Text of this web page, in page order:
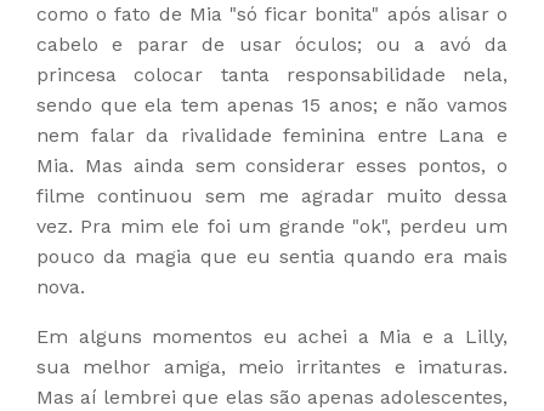
como o fato de Mia "só ficar bonita" após alisar o
cabelo e parar de usar óculos; ou a avó da
princesa colocar tanta responsabilidade nela,
sendo que ela tem apenas 15 anos; e não vamos
nem falar da rivalidade feminina entre Lana e
Mia. Mas ainda sem considerar esses pontos, o
filme continuou sem me agradar muito dessa
vez. Pra mim ele foi um grande "ok", perdeu um
pouco da magia que eu sentia quando era mais
nova.
Em alguns momentos eu achei a Mia e a Lilly,
sua melhor amiga, meio irritantes e imaturas.
Mas aí lembrei que elas são apenas adolescentes,